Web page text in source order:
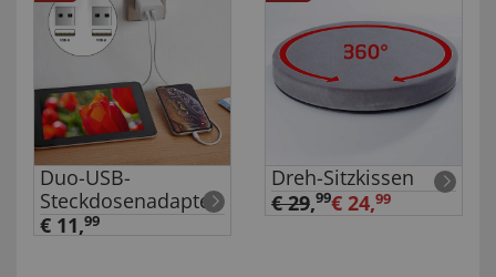
Duo-USB-
Steckdosenadapter
€ 11,99
Dreh-Sitzkissen
€ 29,99€ 24,99